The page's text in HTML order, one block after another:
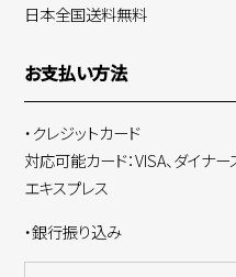
日本全国送料無料
お支払い方法
・クレジットカード
対応可能カード：VISA、ダイナー
エキスプレス
・銀行振り込み